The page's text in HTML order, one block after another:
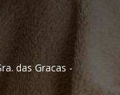
das Gracas -